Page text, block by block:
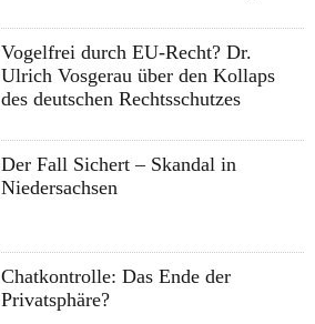
Vogelfrei durch EU-Recht? Dr.
Ulrich Vosgerau über den Kollaps
des deutschen Rechtsschutzes
Der Fall Sichert – Skandal in
Niedersachsen
Chatkontrolle: Das Ende der
Privatsphäre?